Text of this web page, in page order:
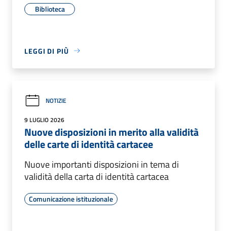
Biblioteca
LEGGI DI PIÙ
NOTIZIE
9 LUGLIO 2026
Nuove disposizioni in merito alla validità
delle carte di identità cartacee
Nuove importanti disposizioni in tema di
validità della carta di identità cartacea
Comunicazione istituzionale